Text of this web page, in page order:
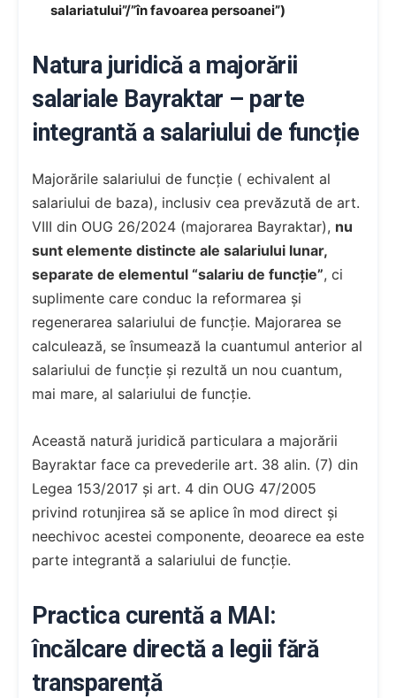
salariatului”/”în favoarea persoanei”)
Natura juridică a majorării
salariale Bayraktar – parte
integrantă a salariului de funcție
Majorările salariului de funcție ( echivalent al
salariului de baza), inclusiv cea prevăzută de art.
VIII din OUG 26/2024 (majorarea Bayraktar), nu
sunt elemente distincte ale salariului lunar,
separate de elementul “salariu de funcție”, ci
suplimente care conduc la reformarea și
regenerarea salariului de funcție. Majorarea se
calculează, se însumează la cuantumul anterior al
salariului de funcție și rezultă un nou cuantum,
mai mare, al salariului de funcție.
Această natură juridică particulara a majorării
Bayraktar face ca prevederile art. 38 alin. (7) din
Legea 153/2017 și art. 4 din OUG 47/2005
privind rotunjirea să se aplice în mod direct și
neechivoc acestei componente, deoarece ea este
parte integrantă a salariului de funcție.
Practica curentă a MAI:
încălcare directă a legii fără
transparență